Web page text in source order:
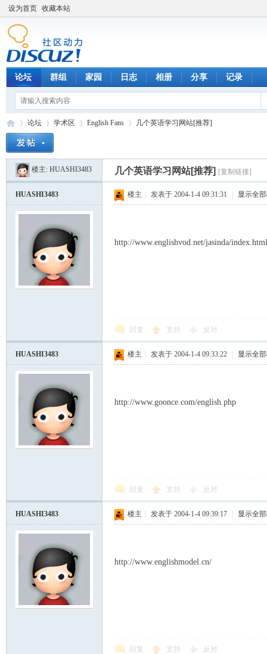
设为首页 收藏本站
论坛 群组 家园 日志 相册 分享 记录
»
论坛
›
学术区
›
English Fans
›
几个英语学习网站[推荐]
楼主: HUASHI3483 几个英语学习网站[推荐] [复制链接]
HUASHI3483 楼主 发表于 2004-1-4 09:31:31 显示全
http://www.englishvod.net/jasinda/index.html
回复 支持 反对
HUASHI3483 楼主 发表于 2004-1-4 09:33:22 显示全
http://www.goonce.com/english.php
回复 支持 反对
HUASHI3483 楼主 发表于 2004-1-4 09:39:17 显示全
http://www.englishmodel.cn/
回复 支持 反对